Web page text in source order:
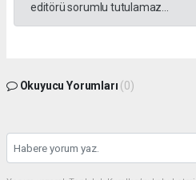
editörü sorumlu tutulamaz...
Okuyucu Yorumları (0)